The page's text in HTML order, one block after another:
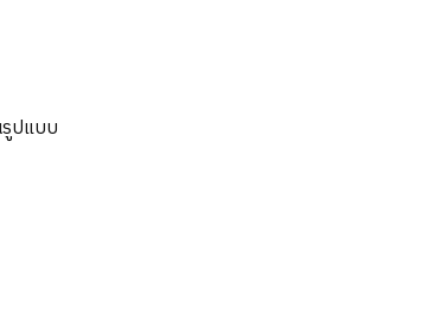
ปแบบ